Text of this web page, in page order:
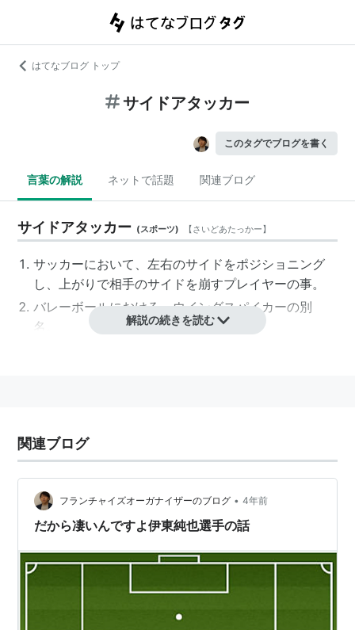
はてなブログ トップ
サイドアタッカー
このタグでブログを書く
言葉の解説 ネットで話題 関連ブログ
サイドアタッカー (スポーツ) 【さいどあたっかー】
サッカーにおいて、左右のサイドをポジショニング
し、上がりで相手のサイドを崩すプレイヤーの事。
バレーボールにおける、ウイングスパイカーの別
名。
解説の続きを読む
関連ブログ
フランチャイズオーガナイザーのブログ • 4年前
だから凄いんですよ伊東純也選手の話